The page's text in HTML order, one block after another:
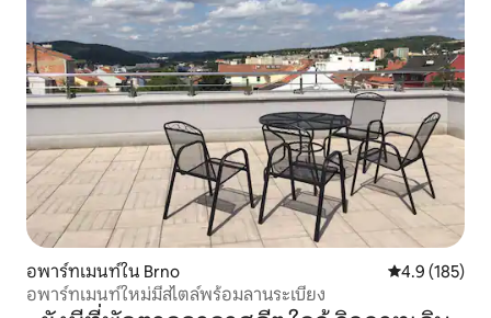
อพาร์ทเมนท์ใน Brno คะแนนเฉลี่ย
4.9 (185)
อพาร์ทเมนท์ใหม่มีสไตล์พร้อมลานระเบียง